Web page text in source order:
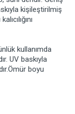
kişileştirilmiş
kullanımda
UV baskıyla
boyu